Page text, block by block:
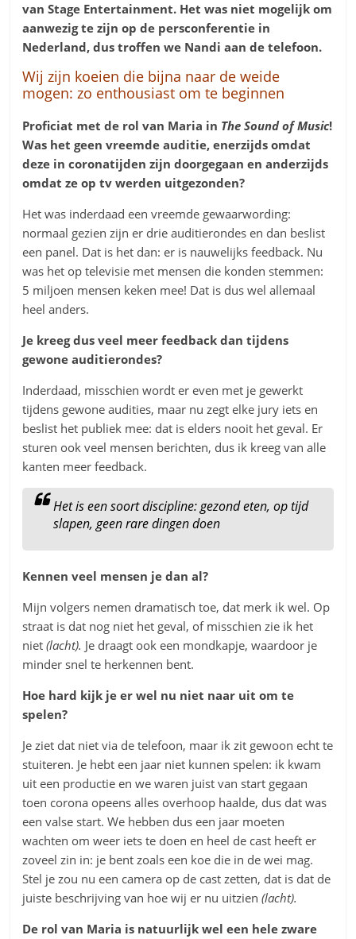
van Stage Entertainment. Het was niet mogelijk om
aanwezig te zijn op de persconferentie in
Nederland, dus troffen we Nandi aan de telefoon.
Wij zijn koeien die bijna naar de weide
mogen: zo enthousiast om te beginnen
Proficiat met de rol van Maria in The Sound of Music!
Was het geen vreemde auditie, enerzijds omdat
deze in coronatijden zijn doorgegaan en anderzijds
omdat ze op tv werden uitgezonden?
Het was inderdaad een vreemde gewaarwording:
normaal gezien zijn er drie auditierondes en dan beslist
een panel. Dat is het dan: er is nauwelijks feedback. Nu
was het op televisie met mensen die konden stemmen:
5 miljoen mensen keken mee! Dat is dus wel allemaal
heel anders.
Je kreeg dus veel meer feedback dan tijdens
gewone auditierondes?
Inderdaad, misschien wordt er even met je gewerkt
tijdens gewone audities, maar nu zegt elke jury iets en
beslist het publiek mee: dat is elders nooit het geval. Er
sturen ook veel mensen berichten, dus ik kreeg van alle
kanten meer feedback.
Het is een soort discipline: gezond eten, op tijd
slapen, geen rare dingen doen
Kennen veel mensen je dan al?
Mijn volgers nemen dramatisch toe, dat merk ik wel. Op
straat is dat nog niet het geval, of misschien zie ik het
niet(lacht). Je draagt ook een mondkapje, waardoor je
minder snel te herkennen bent.
Hoe hard kijk je er wel nu niet naar uit om te
spelen?
Je ziet dat niet via de telefoon, maar ik zit gewoon echt te
stuiteren. Je hebt een jaar niet kunnen spelen: ik kwam
uit een productie en we waren juist van start gegaan
toen corona opeens alles overhoop haalde, dus dat was
een valse start. We hebben dus een jaar moeten
wachten om weer iets te doen en heel de cast heeft er
zoveel zin in: je bent zoals een koe die in de wei mag.
Stel je zou nu een camera op de cast zetten, dat is dat de
juiste beschrijving van hoe wij er nu uitzien(lacht).
De rol van Maria is natuurlijk wel een hele zware